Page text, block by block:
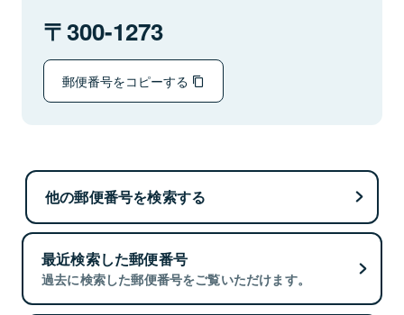
300-1273
郵便番号をコピーする
他の郵便番号を検索する
最近検索した郵便番号
過去に検索した郵便番号をご覧いただけます。